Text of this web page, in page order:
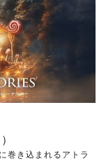
巻き込まれるアトラ